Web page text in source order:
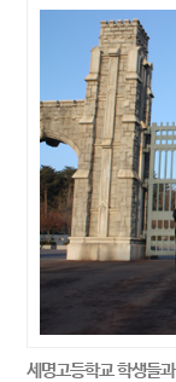
세명고등학교 학생들